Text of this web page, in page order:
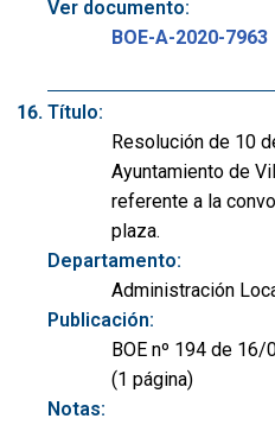
Ver documento:
BOE-A-2020-7963
Título:
Resolución de 10
Ayuntamiento de
referente a la
plaza.
Departamento:
Administración
Publicación:
BOE nº 194 de
(1 página)
Notas: